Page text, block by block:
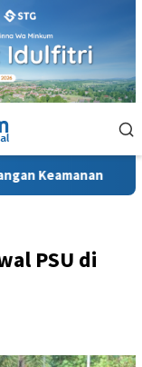
PSU di